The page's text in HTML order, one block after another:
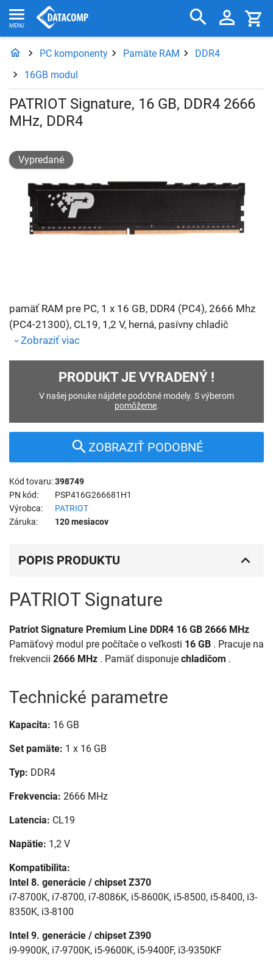
PC komponenty Pamäte RAM
DDR4
16GB modul
PATRIOT Signature, 16 GB, DDR4 2666
MHz, DDR4
Vypredané
pamäť RAM pre PC, 1 x 16 GB, DDR4 (PC4), 2666 Mhz
(PC4-21300), CL19, 1,2 V, herná, pasívny chladič
Zobraziť viac
PRODUKT JE VYRADENÝ !
V našej ponuke nájdete podobné modely. S výberom
pomôžeme.
ZOBRAZIŤ PODOBNÉ
Kód tovaru 398749
PN kód
PSP416G266681H1
Výrobca
PATRIOT
Záruka
120 mesiacov
POPIS PRODUKTU
PATRIOT Signature
Patriot Signature Premium Line DDR4 16 GB 2666 MHz
Pamäťový modul pre počítače o veľkosti 16 GB . Pracuje na
frekvencii 2666 MHz . Pamäť disponuje chladičom .
Technické parametre
Kapacita: 16 GB
Set pamäte: 1 x 16 GB
Typ: DDR4
Frekvencia: 2666 MHz
Latencia: CL19
Napätie: 1,2 V
Kompatibilita:
Intel 8. generácie / chipset Z370
i7-8700K, i7-8700, i7-8086K, i5-8600K, i5-8500, i5-8400, i3-
8350K, i3-8100
Intel 9. generácie / chipset Z390
i9-9900K, i7-9700K, i5-9600K, i5-9400F, i3-9350KF